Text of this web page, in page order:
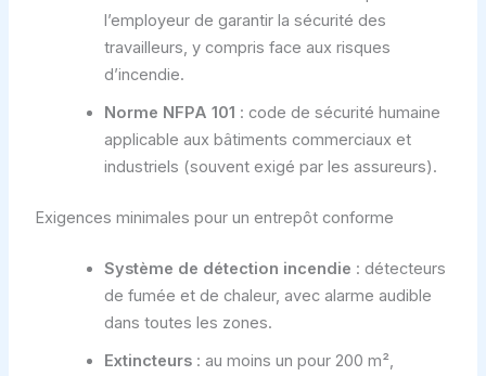
l’employeur de garantir la sécurité des
travailleurs, y compris face aux risques
d’incendie.
Norme NFPA 101 : code de sécurité humaine
applicable aux bâtiments commerciaux et
industriels (souvent exigé par les assureurs).
Exigences minimales pour un entrepôt conforme
Système de détection incendie : détecteurs
de fumée et de chaleur, avec alarme audible
dans toutes les zones.
Extincteurs: au moins un pour 200 m²,